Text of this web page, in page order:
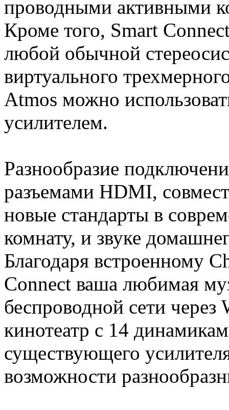
проводными активными
Кроме того, Smart
любой обычной
виртуального
Atmos можно
усилителем.
Разнообразие
разъемами HDMI,
новые стандарты в
комнату, и звуке
Благодаря встроенному
Connect ваша любимая
беспроводной сети
кинотеатр с 14
существующего
возможности